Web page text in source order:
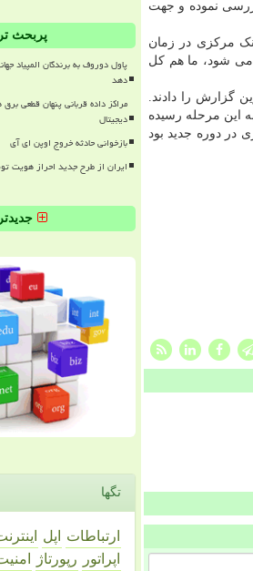
نموده و جهت
مرکزی در زمان
شود، ما هم کل
گزارش را دادند.
این مرحله رسیده
در دوره جدید بود
پربحث
پاول دوروف به برندگان المپیاد
دهد
مراکز داده قربانی پنهان قطعی
دیجیتال
بازخوانی حادثه خروج اوپن ای آی
ایران از طرح جدید احراز هویت
تگها
ارتباطات اپل
اپراتور
رپورتاژ